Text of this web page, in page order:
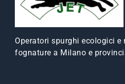
Operatori spurghi ecologici e
fognature a Milano e